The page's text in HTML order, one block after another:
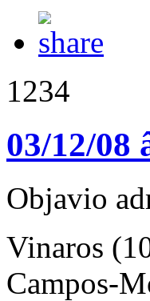
1234
03/12/08
Objavio
Vinaros
Campos-